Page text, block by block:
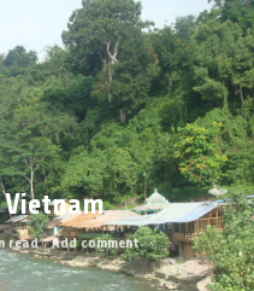
read Add comment